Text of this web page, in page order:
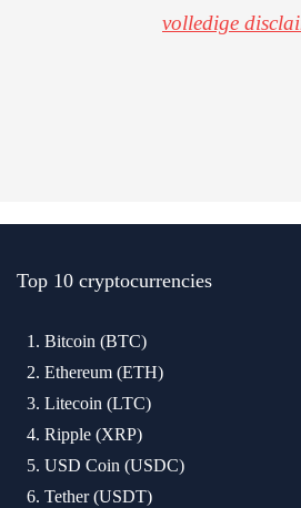
volledige
Top 10 cryptocurrencies
Bitcoin (BTC)
Ethereum (ETH)
Litecoin (LTC)
Ripple (XRP)
USD Coin (USDC)
Tether (USDT)